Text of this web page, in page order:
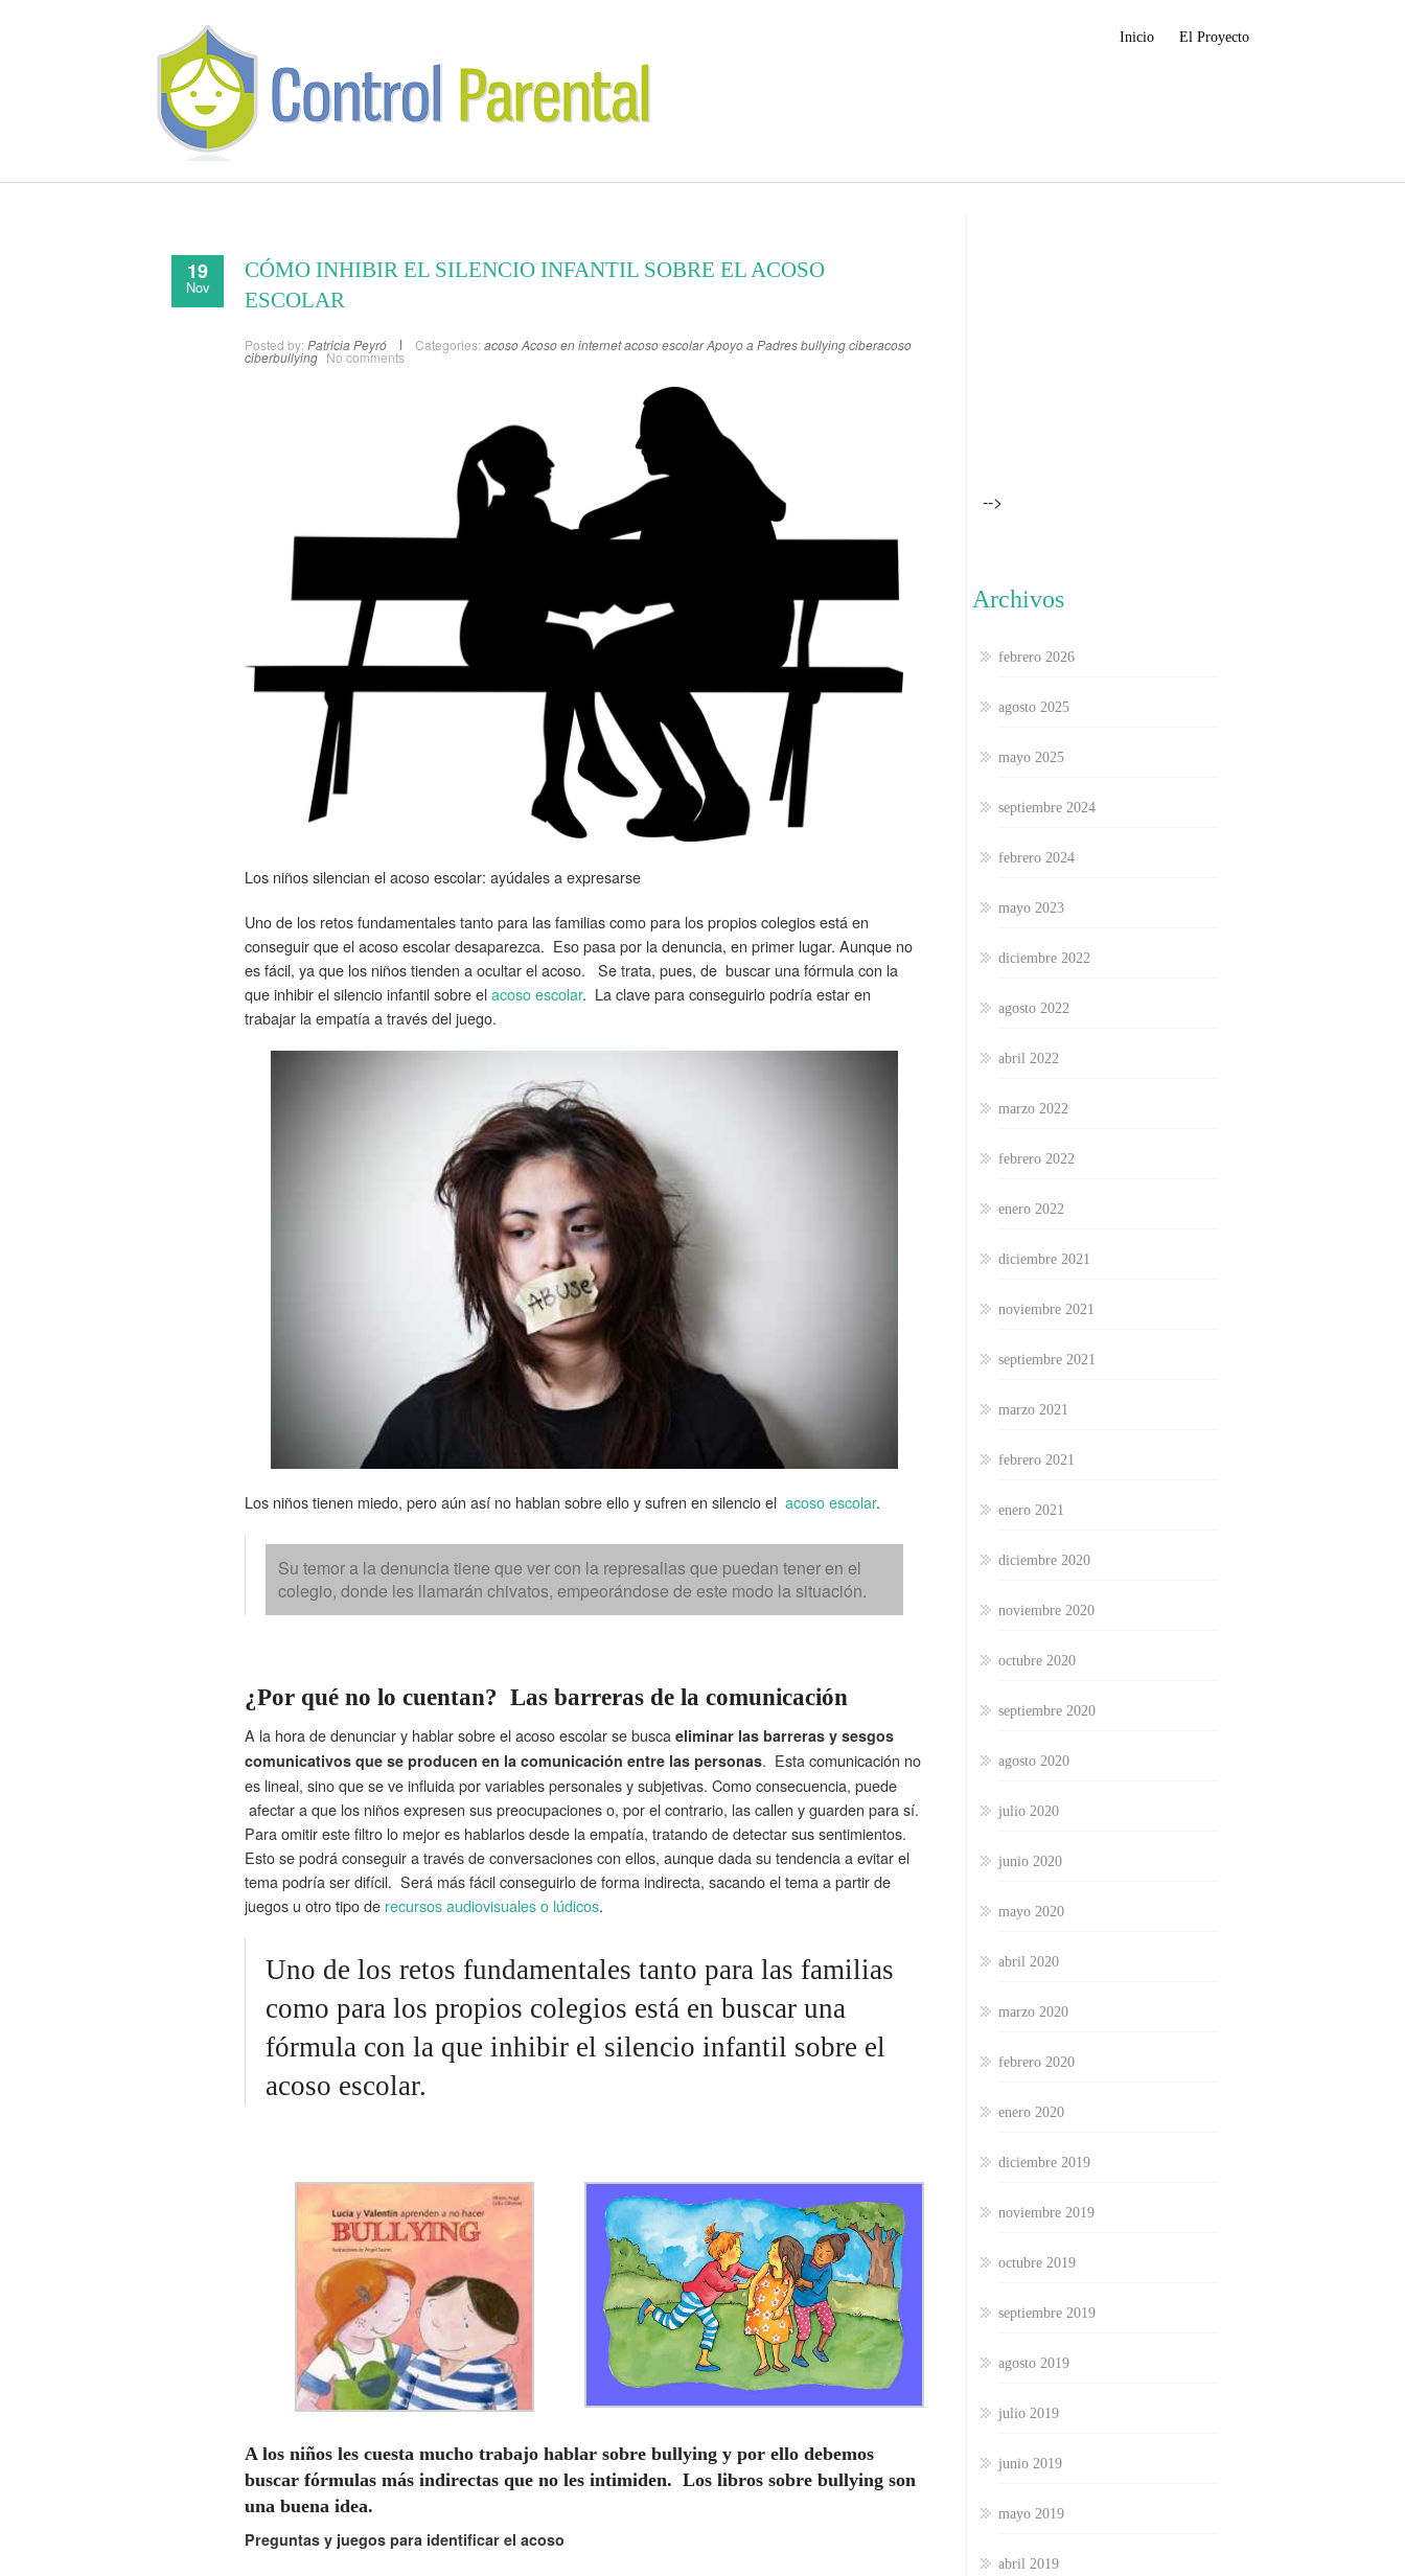
Inicio El Proyecto
19
Nov
CÓMO INHIBIR EL SILENCIO INFANTIL SOBRE EL ACOSO
ESCOLAR
Posted by: Patricia Peyró Categories: acosoAcoso en internetacoso escolarApoyo a Padresbullyingciberacoso
ciberbullying No comments
Los niños silencian el acoso escolar: ayúdales a expresarse
Uno de los retos fundamentales tanto para las familias como para los propios colegios está en
conseguir que el acoso escolar desaparezca. Eso pasa por la denuncia, en primer lugar. Aunque no
es fácil, ya que los niños tienden a ocultar el acoso. Se trata, pues, de buscar una fórmula con la
que inhibir el silencio infantil sobre elacoso escolar. La clave para conseguirlo podría estar en
trabajar la empatía a través del juego.
Los niños tienen miedo, pero aún así no hablan sobre ello y sufren en silencio el acoso escolar.
Su temor a la denuncia tiene que ver con la represalias que puedan tener en el
colegio, donde les llamarán chivatos, empeorándose de este modo la situación.
¿Por qué no lo cuentan? Las barreras de la comunicación
A la hora de denunciar y hablar sobre el acoso escolar se busca eliminar las barreras y sesgos
comunicativos que se producen en la comunicación entre las personas. Esta comunicación no
es lineal, sino que se ve influida por variables personales y subjetivas. Como consecuencia, puede
afectar a que los niños expresen sus preocupaciones o, por el contrario, las callen y guarden para sí.
Para omitir este filtro lo mejor es hablarlos desde la empatía, tratando de detectar sus sentimientos.
Esto se podrá conseguir a través de conversaciones con ellos, aunque dada su tendencia a evitar el
tema podría ser difícil. Será más fácil conseguirlo de forma indirecta, sacando el tema a partir de
juegos u otro tipo de recursos audiovisuales o lúdicos.
Uno de los retos fundamentales tanto para las familias
como para los propios colegios está en buscar una
fórmula con la que inhibir el silencio infantil sobre el
acoso escolar.
A los niños les cuesta mucho trabajo hablar sobre bullying y por ello debemos
buscar fórmulas más indirectas que no les intimiden. Los libros sobre bullying son
una buena idea.
Preguntas y juegos para identificar el acoso
-->
Archivos
febrero 2026
agosto 2025
mayo 2025
septiembre 2024
febrero 2024
mayo 2023
diciembre 2022
agosto 2022
abril 2022
marzo 2022
febrero 2022
enero 2022
diciembre 2021
noviembre 2021
septiembre 2021
marzo 2021
febrero 2021
enero 2021
diciembre 2020
noviembre 2020
octubre 2020
septiembre 2020
agosto 2020
julio 2020
junio 2020
mayo 2020
abril 2020
marzo 2020
febrero 2020
enero 2020
diciembre 2019
noviembre 2019
octubre 2019
septiembre 2019
agosto 2019
julio 2019
junio 2019
mayo 2019
abril 2019